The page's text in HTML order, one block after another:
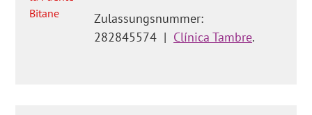
Zulassungsnummer:
282845574 | Clínica Tambre.